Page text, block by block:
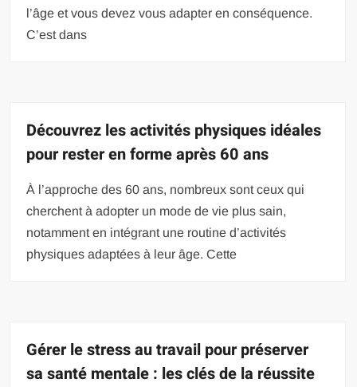
l’âge et vous devez vous adapter en conséquence.
C’est dans
Découvrez les activités physiques idéales
pour rester en forme après 60 ans
À l’approche des 60 ans, nombreux sont ceux qui
cherchent à adopter un mode de vie plus sain,
notamment en intégrant une routine d’activités
physiques adaptées à leur âge. Cette
Gérer le stress au travail pour préserver
sa santé mentale : les clés de la réussite